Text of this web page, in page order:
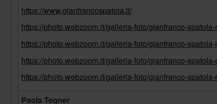
https://www.gianfrancospatola.it/
https://photo.webzoom.it/galleria-foto/gianfranco-
https://photo.webzoom.it/galleria-foto/gianfranco-
https://photo.webzoom.it/galleria-foto/gianfranco-
https://photo.webzoom.it/galleria-foto/gianfranco-
Paola Tegner